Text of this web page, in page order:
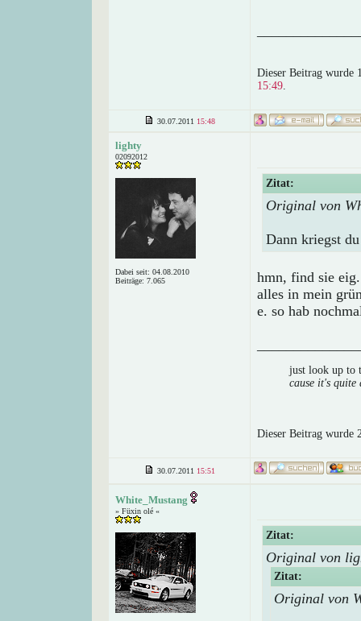
Dieser Beitrag wurde
15:49.
30.07.2011 15:48
lighty
02092012
Dabei seit: 04.08.2010
Beiträge: 7.065
Zitat:
Original von
Dann kriegst
hmn, find sie
alles in mein
e. so hab
just look up to
cause it's quite
Dieser Beitrag wurde
30.07.2011 15:51
White_Mustang
» Füxin olé «
Zitat:
Original von
Zitat:
Original von